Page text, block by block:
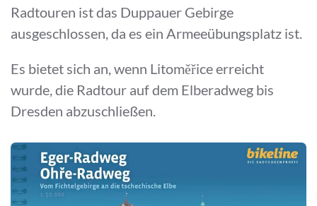
Radtouren ist das Duppauer Gebirge
ausgeschlossen, da es ein Armeeübungsplatz ist.
Es bietet sich an, wenn Litoměřice erreicht
wurde, die Radtour auf dem Elberadweg bis
Dresden abzuschließen.